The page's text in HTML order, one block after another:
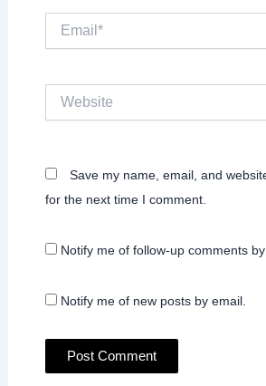
Save my name, email, and
for the next time I comment.
Notify me of follow-up comments by
Notify me of new posts by email.